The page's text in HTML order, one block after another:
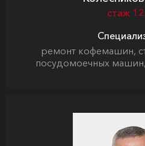
стаж
ремонт кофемашин,
посудомоечных